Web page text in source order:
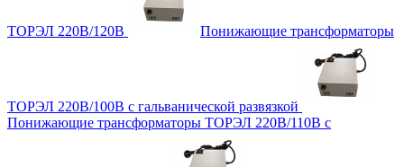
ТОРЭЛ 220В/120В Понижающие трансформаторы
ТОРЭЛ 220В/100В с гальванической развязкой
Понижающие трансформаторы ТОРЭЛ 220В/110В с